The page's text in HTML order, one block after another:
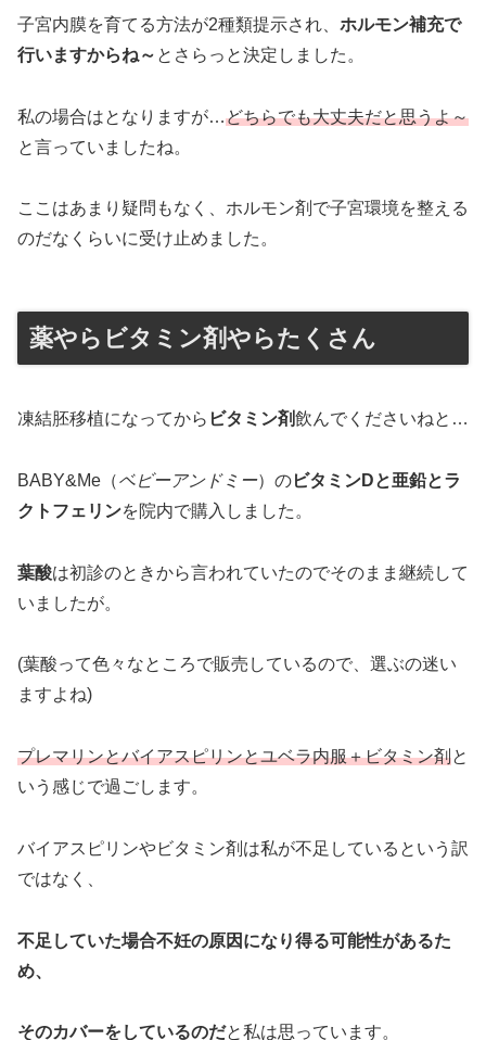
子宮内膜を育てる方法が2種類提示され、 ホルモン補充で
行いますからね～ とさらっと決定しました。
私の場合はとなりますが…どちらでも大丈夫だと思うよ～
と言っていましたね。
ここはあまり疑問もなく、ホルモン剤で子宮環境を整える
のだなくらいに受け止めました。
薬やらビタミン剤やらたくさん
凍結胚移植になってから ビタミン剤飲んでくださいねと…
BABY&Me（ベビーアンドミー）のビタミンDと亜鉛とラ
クトフェリンを院内で購入しました。
葉酸は初診のときから言われていたのでそのまま継続して
いましたが。
(葉酸って色々なところで販売しているので、選ぶの迷い
ますよね)
プレマリンとバイアスピリンとユベラ内服＋ビタミン剤と
いう感じで過ごします。
バイアスピリンやビタミン剤は私が不足しているという訳
ではなく、
不足していた場合不妊の原因になり得る可能性があるた
め、
そのカバーをしているのだと私は思っています。